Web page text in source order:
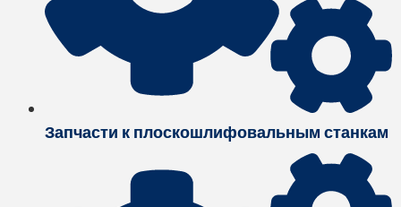
Запчасти к плоскошлифовальным станкам